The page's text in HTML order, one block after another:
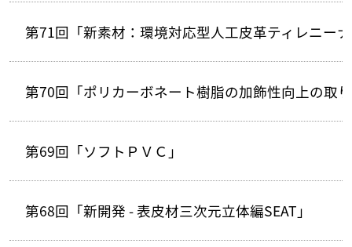
第71回「新素材：環境対応型人工皮革ティレニー
第70回「ポリカーボネート樹脂の加飾性向上の取
第69回「ソフトＰＶＣ」
第68回「新開発 - 表皮材三次元立体編SEAT」